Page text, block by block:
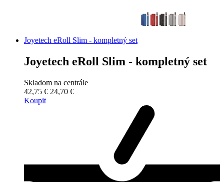
Joyetech eRoll Slim - kompletný set
Joyetech eRoll Slim - kompletný set
Skladom na centrále
42,75 € 24,70 €
Koupit